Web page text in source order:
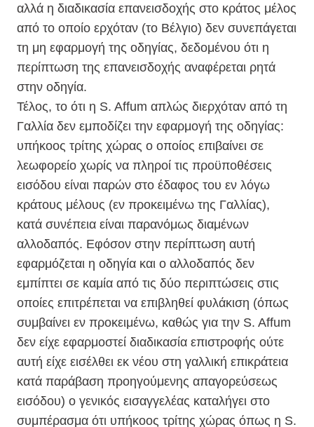
αλλά η διαδικασία επανεισδοχής στο κράτος μέλος
από το οποίο ερχόταν (το Βέλγιο) δεν συνεπάγεται
τη μη εφαρμογή της οδηγίας, δεδομένου ότι η
περίπτωση της επανεισδοχής αναφέρεται ρητά
στην οδηγία.
Τέλος, το ότι η S. Affum απλώς διερχόταν από τη
Γαλλία δεν εμποδίζει την εφαρμογή της οδηγίας:
υπήκοος τρίτης χώρας ο οποίος επιβαίνει σε
λεωφορείο χωρίς να πληροί τις προϋποθέσεις
εισόδου είναι παρών στο έδαφος του εν λόγω
κράτους μέλους (εν προκειμένω της Γαλλίας),
κατά συνέπεια είναι παρανόμως διαμένων
αλλοδαπός. Εφόσον στην περίπτωση αυτή
εφαρμόζεται η οδηγία και ο αλλοδαπός δεν
εμπίπτει σε καμία από τις δύο περιπτώσεις στις
οποίες επιτρέπεται να επιβληθεί φυλάκιση (όπως
συμβαίνει εν προκειμένω, καθώς για την S. Affum
δεν είχε εφαρμοστεί διαδικασία επιστροφής ούτε
αυτή είχε εισέλθει εκ νέου στη γαλλική επικράτεια
κατά παράβαση προηγούμενης απαγορεύσεως
εισόδου) ο γενικός εισαγγελέας καταλήγει στο
συμπέρασμα ότι υπήκοος τρίτης χώρας όπως η S.